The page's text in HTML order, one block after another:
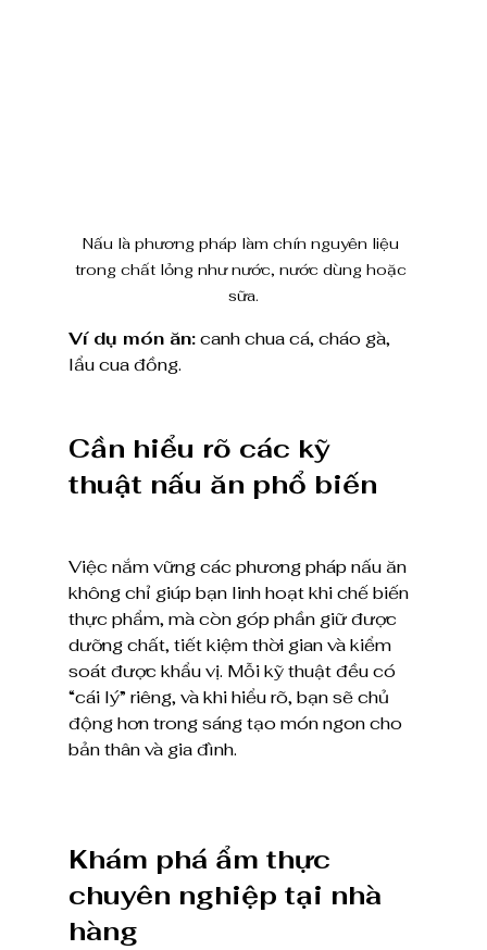
Nấu là phương pháp làm chín nguyên liệu
trong chất lỏng như nước, nước dùng hoặc
sữa.
Ví dụ món ăn: canh chua cá, cháo gà,
lẩu cua đồng.
Cần hiểu rõ các kỹ
thuật nấu ăn phổ biến
Việc nắm vững các phương pháp nấu ăn
không chỉ giúp bạn linh hoạt khi chế biến
thực phẩm, mà còn góp phần giữ được
dưỡng chất, tiết kiệm thời gian và kiểm
soát được khẩu vị. Mỗi kỹ thuật đều có
“cái lý” riêng, và khi hiểu rõ, bạn sẽ chủ
động hơn trong sáng tạo món ngon cho
bản thân và gia đình.
Khám phá ẩm thực
chuyên nghiệp tại nhà
hàng